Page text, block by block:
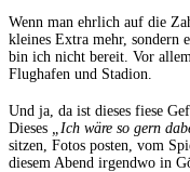
Wenn man ehrlich auf die
kleines Extra mehr, sondern
bin ich nicht bereit. Vor
Flughafen und Stadion.
Und ja, da ist dieses fiese
Dieses
„Ich wäre so gern
sitzen, Fotos posten, vom
diesem Abend irgendwo in